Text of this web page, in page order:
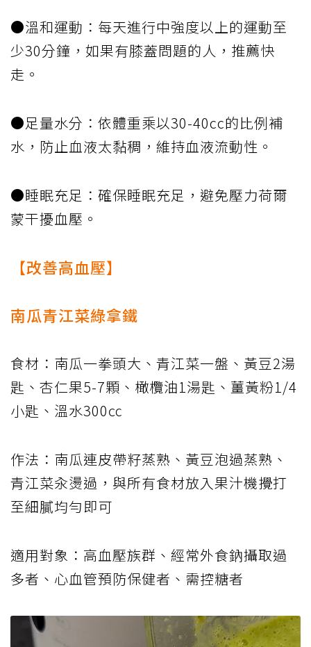
●溫和運動：每天進行中強度以上的運動至
少30分鐘，如果有膝蓋問題的人，推薦快
走。
●足量水分：依體重乘以30-40cc的比例補
水，防止血液太黏稠，維持血液流動性。
●睡眠充足：確保睡眠充足，避免壓力荷爾
蒙干擾血壓。
【改善高血壓】
南瓜青江菜綠拿鐵
食材：南瓜一拳頭大、青江菜一盤、黃豆2湯
匙、杏仁果5-7顆、橄欖油1湯匙、薑黃粉1/4
小匙、溫水300㏄
作法：南瓜連皮帶籽蒸熟、黃豆泡過蒸熟、
青江菜汆燙過，與所有食材放入果汁機攪打
至細膩均勻即可
適用對象：高血壓族群、經常外食鈉攝取過
多者、心血管預防保健者、需控糖者